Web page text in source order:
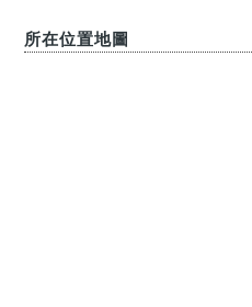
所在位置地圖